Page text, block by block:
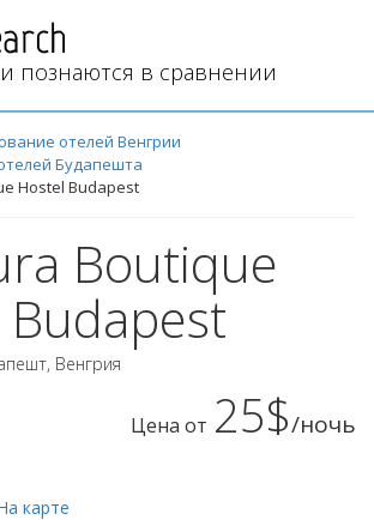
познаются в сравнении
отелей Венгрии
Будапешта
Hostel Budapest
Boutique
, Венгрия
Цена от 25$/ночь
карте